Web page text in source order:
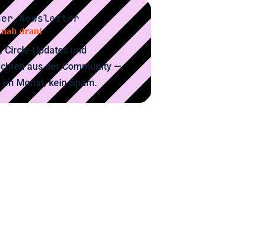
Newsletter
dran!
Circle-Updates und
aus der Community —
im Monat, kein Spam.